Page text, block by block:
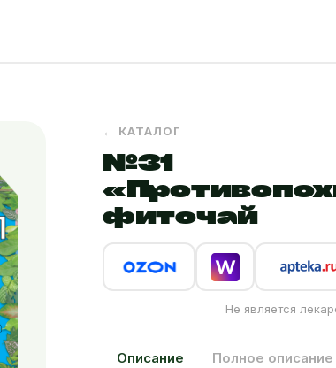
← КАТАЛОГ
№31
фиточай
Не является
Описание Полное описание